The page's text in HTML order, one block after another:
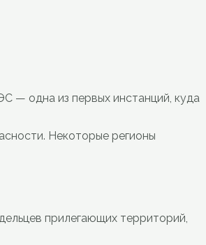
— одна из первых инстанций, куда
Некоторые регионы
прилегающих территорий,